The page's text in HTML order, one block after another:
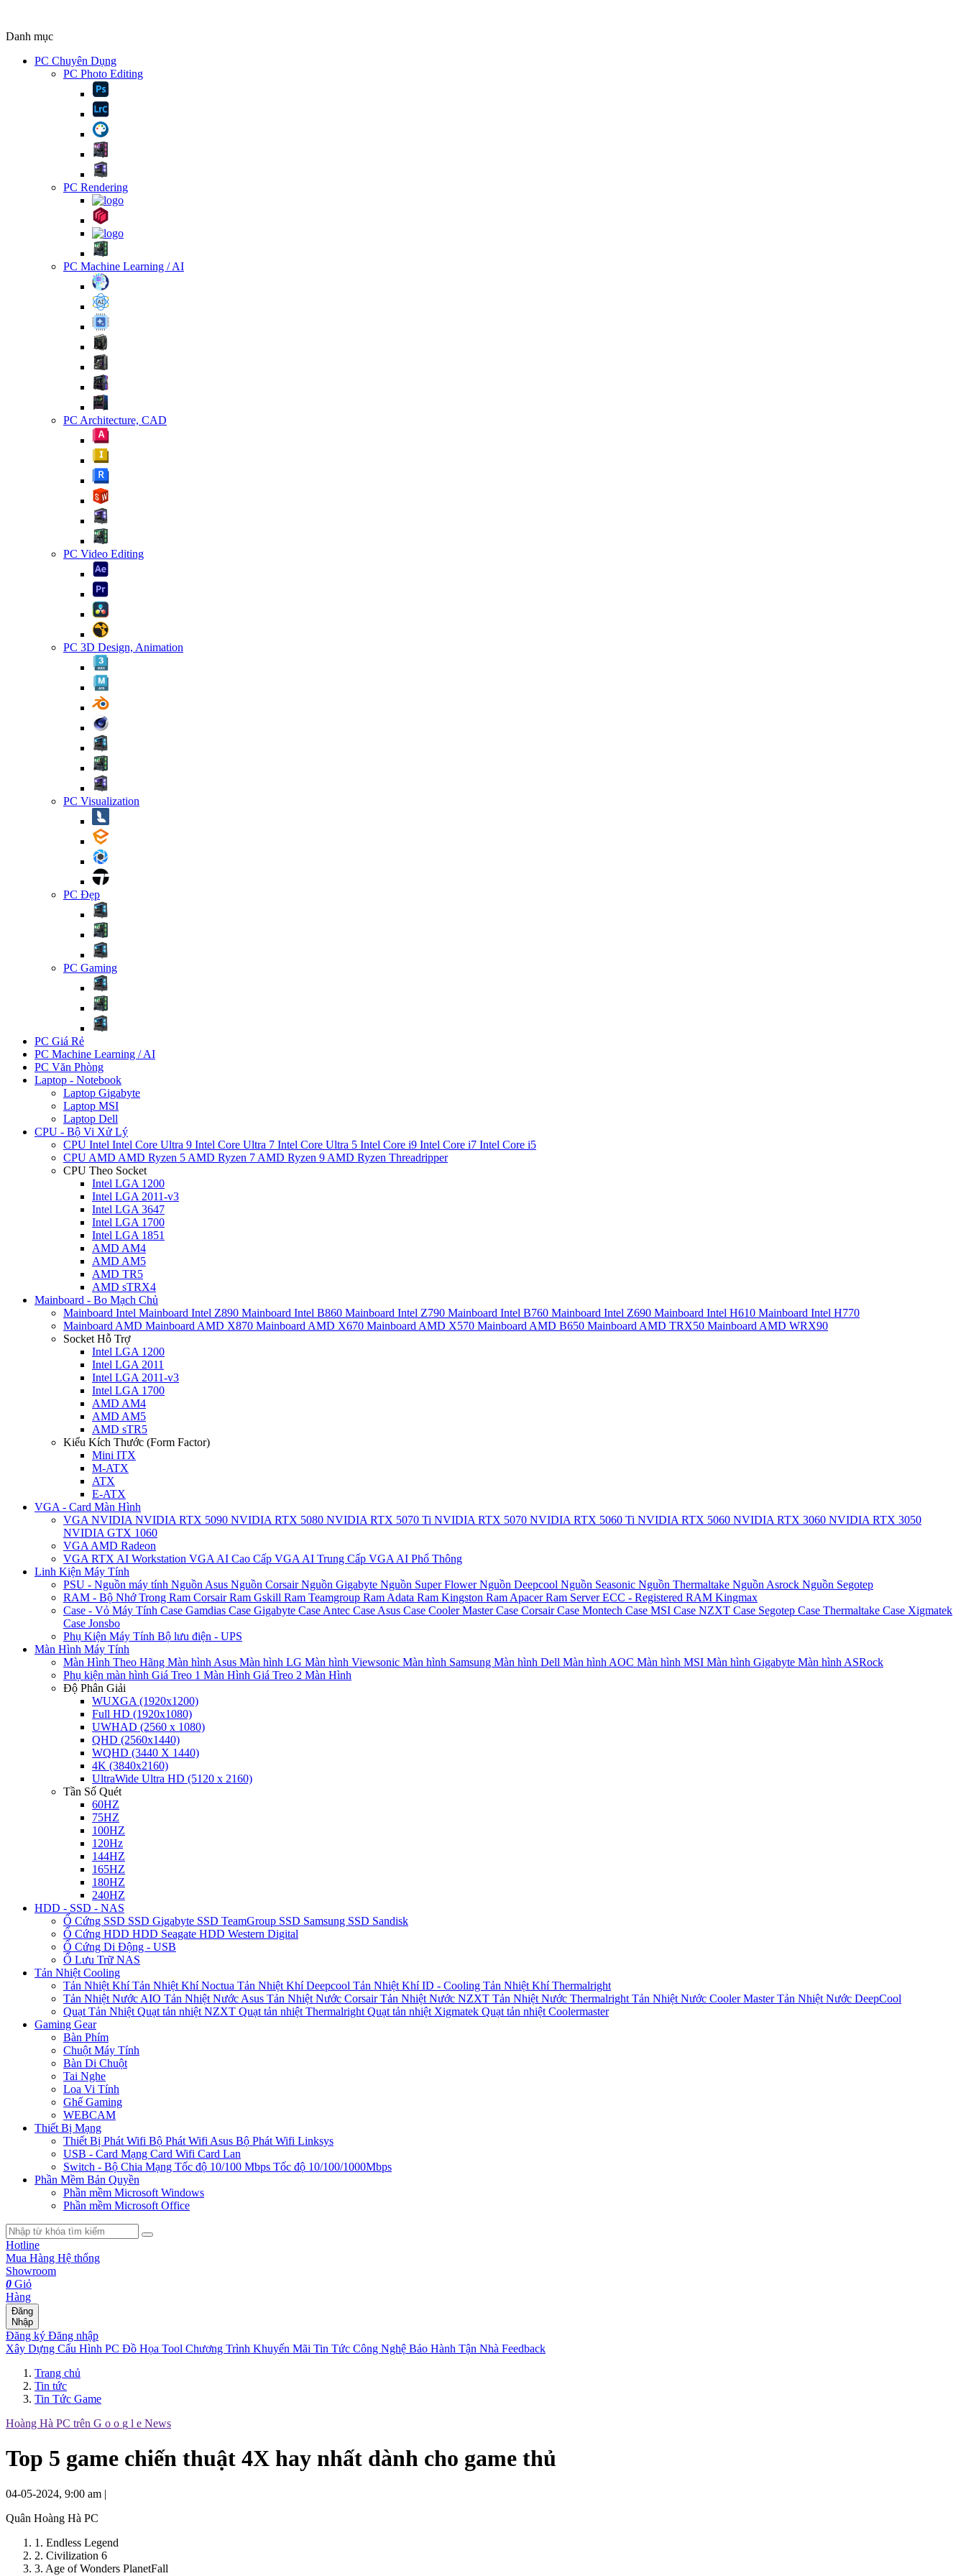
Danh mục
PC Chuyên Dụng
PC Photo Editing
PC Rendering
PC Machine Learning / AI
PC Architecture, CAD
PC Video Editing
PC 3D Design, Animation
PC Visualization
PC Đẹp
PC Gaming
PC Giá Rẻ
PC Machine Learning / AI
PC Văn Phòng
Laptop - Notebook
Laptop Gigabyte
Laptop MSI
Laptop Dell
CPU - Bộ Vi Xử Lý
CPU Intel Intel Core Ultra 9 Intel Core Ultra 7 Intel Core Ultra 5 Intel Core i9 Intel Core i7 Intel Core i5
CPU AMD AMD Ryzen 5 AMD Ryzen 7 AMD Ryzen 9 AMD Ryzen Threadripper
CPU Theo Socket
Intel LGA 1200
Intel LGA 2011-v3
Intel LGA 3647
Intel LGA 1700
Intel LGA 1851
AMD AM4
AMD AM5
AMD TR5
AMD sTRX4
Mainboard - Bo Mạch Chủ
Mainboard Intel Mainboard Intel Z890 Mainboard Intel B860 Mainboard Intel Z790 Mainboard Intel B760 Mainboard Intel Z690 Mainboard Intel H610 Mainboard Intel H770
Mainboard AMD Mainboard AMD X870 Mainboard AMD X670 Mainboard AMD X570 Mainboard AMD B650 Mainboard AMD TRX50 Mainboard AMD WRX90
Socket Hỗ Trợ
Intel LGA 1200
Intel LGA 2011
Intel LGA 2011-v3
Intel LGA 1700
AMD AM4
AMD AM5
AMD sTR5
Kiểu Kích Thước (Form Factor)
Mini ITX
M-ATX
ATX
E-ATX
VGA - Card Màn Hình
VGA NVIDIA NVIDIA RTX 5090 NVIDIA RTX 5080 NVIDIA RTX 5070 Ti NVIDIA RTX 5070 NVIDIA RTX 5060 Ti NVIDIA RTX 5060 NVIDIA RTX 3060 NVIDIA RTX 3050
NVIDIA GTX 1060
VGA AMD Radeon
VGA RTX AI Workstation VGA AI Cao Cấp VGA AI Trung Cấp VGA AI Phổ Thông
Linh Kiện Máy Tính
PSU - Nguồn máy tính Nguồn Asus Nguồn CorsairNguồn Gigabyte Nguồn Super FlowerNguồn Deepcool Nguồn Seasonic Nguồn Thermaltake Nguồn Asrock Nguồn Segotep
RAM - Bộ Nhớ Trong Ram CorsairRam Gskill Ram Teamgroup Ram Adata Ram Kingston Ram ApacerRam Server ECC - Registered RAM Kingmax
Case - Vỏ Máy Tính Case Gamdias Case Gigabyte Case Antec Case Asus Case Cooler MasterCase CorsairCase Montech Case MSI Case NZXT Case Segotep Case Thermaltake Case Xigmatek
Case Jonsbo
Phụ Kiện Máy Tính Bộ lưu điện - UPS
Màn Hình Máy Tính
Màn Hình Theo Hãng Màn hình Asus Màn hình LG Màn hình Viewsonic Màn hình Samsung Màn hình Dell Màn hình AOC Màn hình MSI Màn hình Gigabyte Màn hình ASRock
Phụ kiện màn hình Giá Treo 1 Màn Hình Giá Treo 2 Màn Hình
Độ Phân Giải
WUXGA (1920x1200)
Full HD (1920x1080)
UWHAD (2560 x 1080)
QHD (2560x1440)
WQHD (3440 X 1440)
4K (3840x2160)
UltraWide Ultra HD (5120 x 2160)
Tần Số Quét
60HZ
75HZ
100HZ
120Hz
144HZ
165HZ
180HZ
240HZ
HDD - SSD - NAS
Ổ Cứng SSD SSD Gigabyte SSD TeamGroup SSD Samsung SSD Sandisk
Ổ Cứng HDD HDD Seagate HDD Western Digital
Ổ Cứng Di Động - USB
Ổ Lưu Trữ NAS
Tản Nhiệt Cooling
Tản Nhiệt KhíTản Nhiệt Khí Noctua Tản Nhiệt Khí Deepcool Tản Nhiệt Khí ID - Cooling Tản Nhiệt Khí Thermalright
Tản Nhiệt Nước AIO Tản Nhiệt Nước Asus Tản Nhiệt Nước CorsairTản Nhiệt Nước NZXT Tản Nhiệt Nước Thermalright Tản Nhiệt Nước Cooler MasterTản Nhiệt Nước DeepCool
Quạt Tản Nhiệt Quạt tản nhiệt NZXT Quạt tản nhiệt Thermalright Quạt tản nhiệt Xigmatek Quạt tản nhiệt Coolermaster
Gaming Gear
Bàn Phím
Chuột Máy Tính
Bàn Di Chuột
Tai Nghe
Loa Vi Tính
Ghế Gaming
WEBCAM
Thiết Bị Mạng
Thiết Bị Phát Wifi Bộ Phát Wifi Asus Bộ Phát Wifi Linksys
USB - Card Mạng Card Wifi Card Lan
Switch - Bộ Chia Mạng Tốc độ 10/100 Mbps Tốc độ 10/100/1000Mbps
Phần Mềm Bản Quyền
Phần mềm Microsoft Windows
Phần mềm Microsoft Office
Hotline
Mua Hàng Hệ thống
Showroom
0 Giỏ
Hàng
Đăng
Nhập
Đăng ký Đăng nhập
Xây Dựng Cấu Hình PC Đồ Họa Tool Chương Trình Khuyến Mãi Tin Tức Công Nghệ Bảo Hành Tận Nhà Feedback
Trang chủ
Tin tức
Tin Tức Game
Hoàng Hà PC trên G o o g l e News
Top 5 game chiến thuật 4X hay nhất dành cho game thủ
04-05-2024, 9:00 am |
Quân Hoàng Hà PC
1. Endless Legend
2. Civilization 6
3. Age of Wonders PlanetFall